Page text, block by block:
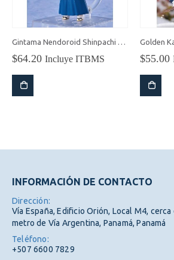
$64.20 Incluye ITBMS $55.00
INFORMACIÓN DE CONTACTO
Dirección:
Vía España, Edificio Orión, Local M4,
metro de Vía Argentina, Panamá, Panamá
Teléfono:
+507 6600 7829